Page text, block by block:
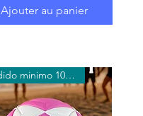
Ajouter au panier
pedido minimo 10 bolas